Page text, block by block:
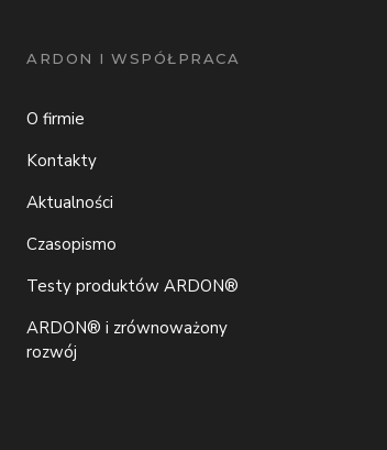
ARDON I WSPÓŁPRACA
O firmie
Kontakty
Aktualności
Czasopismo
Testy produktów ARDON®
ARDON® i zrównoważony
rozwój